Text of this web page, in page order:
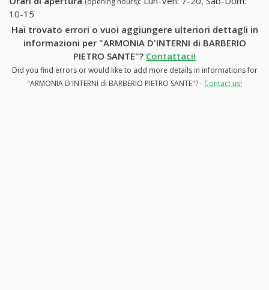
10-15
Hai trovato errori o vuoi aggiungere ulteriori dettagli in
informazioni per "ARMONIA D'INTERNI di BARBERIO
PIETRO SANTE"? Contattaci!
Did you find errors or would like to add more details in informations for
"ARMONIA D'INTERNI di BARBERIO PIETRO SANTE"? - Contact us!